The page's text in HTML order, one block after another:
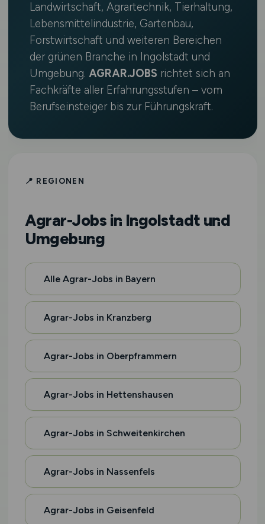
Landwirtschaft, Agrartechnik, Tierhaltung,
Lebensmittelindustrie, Gartenbau,
Forstwirtschaft und weiteren Bereichen
der grünen Branche in Ingolstadt und
Umgebung. AGRAR.JOBS richtet sich an
Fachkräfte aller Erfahrungsstufen – vom
Berufseinsteiger bis zur Führungskraft.
📍 REGIONEN
Agrar-Jobs in Ingolstadt und
Umgebung
Alle Agrar-Jobs in Bayern
Agrar-Jobs in Kranzberg
Agrar-Jobs in Oberpframmern
Agrar-Jobs in Hettenshausen
Agrar-Jobs in Schweitenkirchen
Agrar-Jobs in Nassenfels
Agrar-Jobs in Geisenfeld